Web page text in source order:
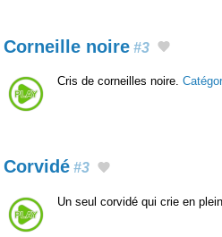
Corneille noire #3
Cris de corneilles noire.
Corvidé #3
Un seul corvidé qui crie en